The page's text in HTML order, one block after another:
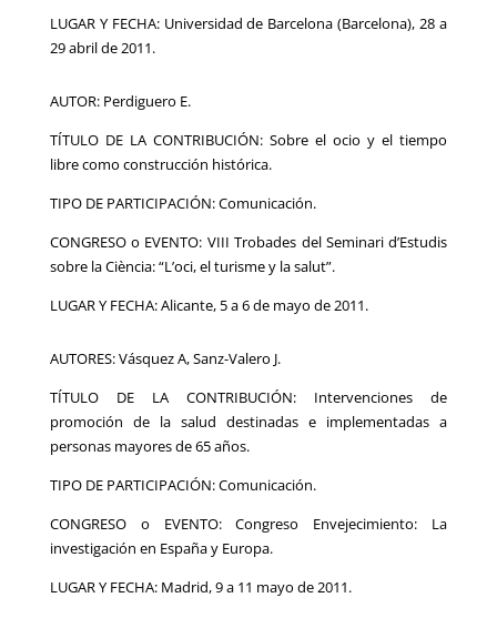
LUGAR Y FECHA: Universidad de Barcelona (Barcelona), 28 a
29 abril de 2011.
AUTOR: Perdiguero E.
TÍTULO DE LA CONTRIBUCIÓN: Sobre el ocio y el tiempo
libre como construcción histórica.
TIPO DE PARTICIPACIÓN: Comunicación.
CONGRESO o EVENTO: VIII Trobades del Seminari d’Estudis
sobre la Ciència: “L’oci, el turisme y la salut”.
LUGAR Y FECHA: Alicante, 5 a 6 de mayo de 2011.
AUTORES: Vásquez A, Sanz-Valero J.
TÍTULO DE LA CONTRIBUCIÓN: Intervenciones de
promoción de la salud destinadas e implementadas a
personas mayores de 65 años.
TIPO DE PARTICIPACIÓN: Comunicación.
CONGRESO o EVENTO: Congreso Envejecimiento: La
investigación en España y Europa.
LUGAR Y FECHA: Madrid, 9 a 11 mayo de 2011.